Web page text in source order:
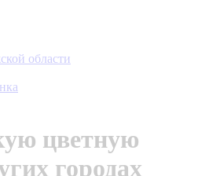
области
цветную
городах